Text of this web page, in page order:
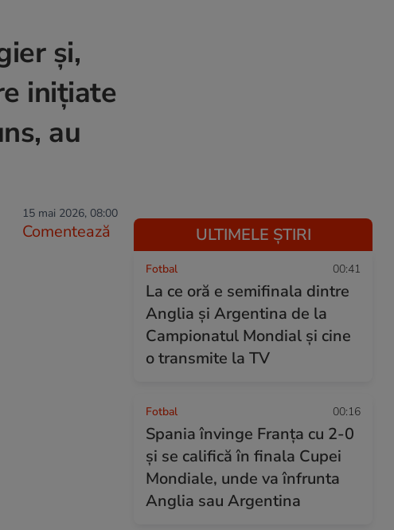
și,
inițiate
au
15 mai 2026, 08:00
Comentează ULTIMELE ȘTIRI
Fotbal 00:41
La ce oră e semifinala dintre
Anglia și Argentina de la
Campionatul Mondial și cine
o transmite la TV
Fotbal 00:16
Spania învinge Franța cu 2-0
și se califică în finala Cupei
Mondiale, unde va înfrunta
Anglia sau Argentina